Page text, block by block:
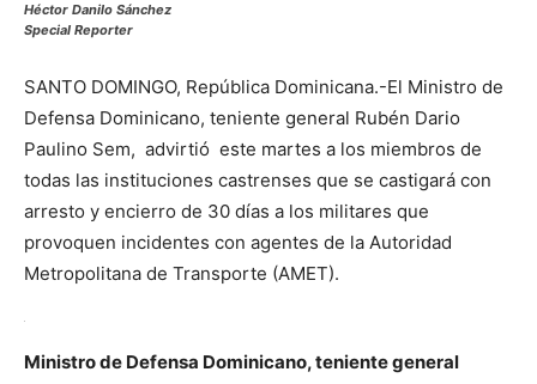
Héctor Danilo Sánchez
Special Reporter
SANTO DOMINGO, República Dominicana.-El Ministro de
Defensa Dominicano, teniente general Rubén Dario
Paulino Sem, advirtió este martes a los miembros de
todas las instituciones castrenses que se castigará con
arresto y encierro de 30 días a los militares que
provoquen incidentes con agentes de la Autoridad
Metropolitana de Transporte (AMET).
Ministro de Defensa Dominicano, teniente general